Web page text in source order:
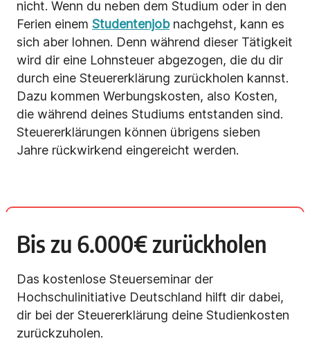
nicht. Wenn du neben dem Studium oder in den
Ferien einem Studentenjobnachgehst, kann es
sich aber lohnen. Denn während dieser Tätigkeit
wird dir eine Lohnsteuer abgezogen, die du dir
durch eine Steuererklärung zurückholen kannst.
Dazu kommen Werbungskosten, also Kosten,
die während deines Studiums entstanden sind.
Steuererklärungen können übrigens sieben
Jahre rückwirkend eingereicht werden.
Bis zu 6.000€ zurückholen
Das kostenlose Steuerseminar der
Hochschulinitiative Deutschland hilft dir dabei,
dir bei der Steuererklärung deine Studienkosten
zurückzuholen.